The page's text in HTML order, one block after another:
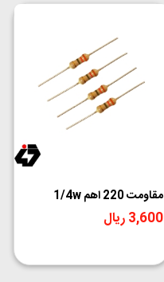
مقاومت 220 اهم 1/4w
3,600 ریال